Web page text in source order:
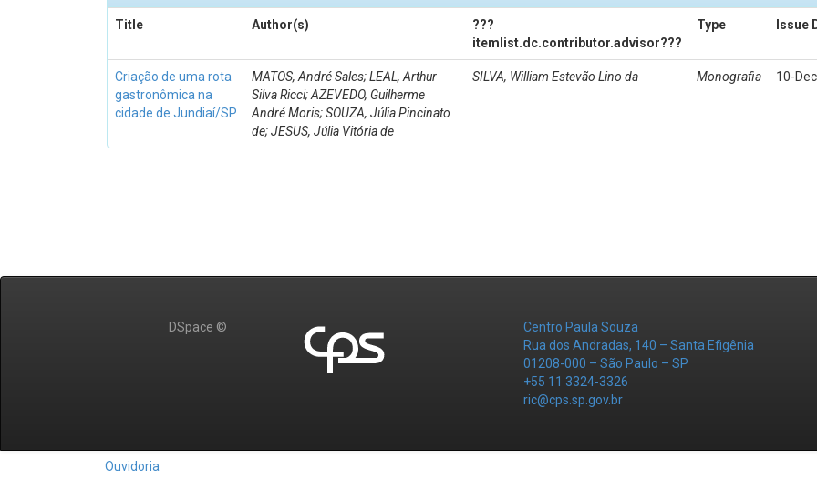
Title Author(s)
???
itemlist.dc.contributor.advisor???
Type Issue
Criação de uma rota
gastronômica na
cidade de Jundiaí/SP
MATOS, André Sales; LEAL, Arthur
Silva Ricci; AZEVEDO, Guilherme
André Moris; SOUZA, Júlia Pincinato
de; JESUS, Júlia Vitória de
SILVA, William Estevão Lino da Monografia 10-
DSpace ©
Centro Paula Souza
Rua dos Andradas, 140 – Santa Efigênia
01208-000 – São Paulo – SP
+55 11 3324-3326
ric@cps.sp.gov.br
Ouvidoria